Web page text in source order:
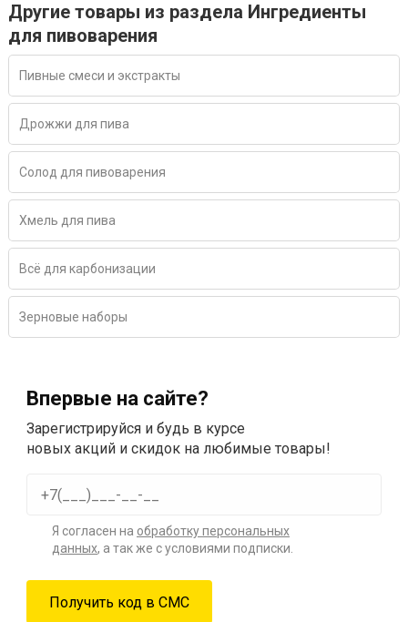
Другие товары из раздела Ингредиенты
для пивоварения
Пивные смеси и экстракты
Дрожжи для пива
Солод для пивоварения
Хмель для пива
Всё для карбонизации
Зерновые наборы
Впервые на сайте?
Зарегистрируйся и будь в курсе
новых акций и скидок на любимые товары!
Я согласен на обработку персональных
данных, а так же с условиями подписки.